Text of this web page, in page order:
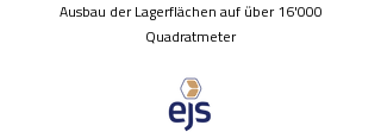
Ausbau der Lagerflächen auf über 16'000
Quadratmeter